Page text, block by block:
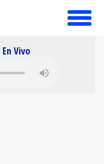
toggle
En Vivo